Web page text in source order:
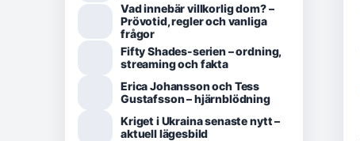
Vad innebär villkorlig dom? –
Prövotid, regler och vanliga
frågor
Fifty Shades-serien – ordning,
streaming och fakta
Erica Johansson och Tess
Gustafsson – hjärnblödning
Kriget i Ukraina senaste nytt –
aktuell lägesbild